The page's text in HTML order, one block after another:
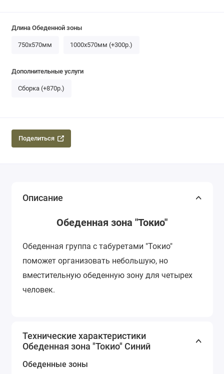
Длина Обеденной зоны
750x570мм 1000х570мм (+300р.)
Дополнительные услуги
Сборка (+870р.)
Поделиться
Описание
Обеденная зона "Токио"
Обеденная группа с табуретами "Токио"
поможет организовать небольшую, но
вместительную обеденную зону для четырех
человек.
Технические характеристики
Обеденная зона "Токио" Синий
Обеденные зоны